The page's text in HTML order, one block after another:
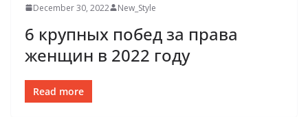
December 30, 2022 New_Style
6 крупных побед за права
женщин в 2022 году
Read more